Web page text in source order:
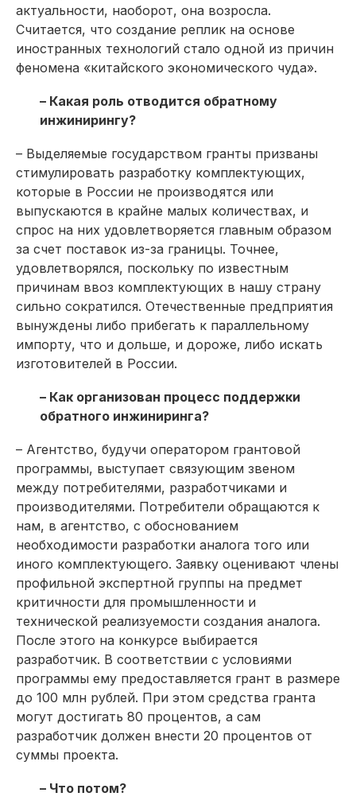
актуальнос­ти, наоборот, она возросла.
Считается, что создание реплик на основе
иностранных технологий стало одной из причин
феномена «китайского экономического чуда».
– Какая роль отводится обратному
инжинирингу?
– Выделяемые государством гранты призваны
стимулировать разработку комплектующих,
которые в России не производятся или
выпускаются в крайне малых количествах, и
спрос на них удовлетворяется главным образом
за счет поставок из-за границы. Точнее,
удовлетворялся, поскольку по известным
причинам ввоз комплектующих в нашу страну
сильно сократился. Отечественные предприятия
вынуждены либо прибегать к параллельному
импорту, что и дольше, и дороже, либо искать
изготовителей в России.
– Как организован процесс поддержки
обратного инжиниринга?
– Агентство, будучи оператором грантовой
программы, выступает связующим звеном
между потребителями, разработчиками и
производителями. Потребители обращаются к
нам, в агентство, с обоснованием
необходимости разработки аналога того или
иного комплектующего. Заявку оценивают члены
профильной экспертной группы на предмет
критичности для промышленности и
технической реализуемости создания аналога.
После этого на конкурсе выбирается
разработчик. В соответствии с условиями
программы ему предоставляется грант в размере
до 100 млн рублей. При этом средства гранта
могут достигать 80 процентов, а сам
разработчик должен внести 20 процентов от
суммы проекта.
– Что потом?